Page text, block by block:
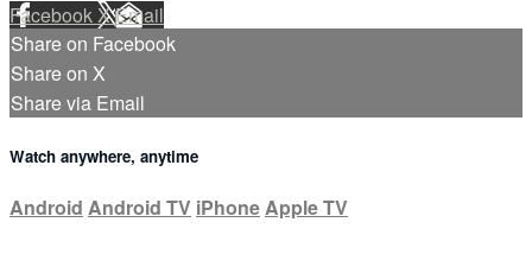
FacebookXEmail
Share on Facebook
Share on X
Share via Email
Watch anywhere, anytime
Android Android TV iPhoneApple TV